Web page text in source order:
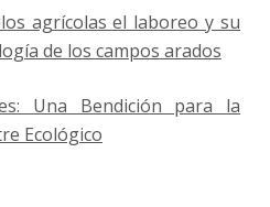
agrícolas el laboreo y su
de los campos arados
Una Bendición para la
Ecológico